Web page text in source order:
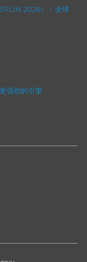
2026）：全球
强劲的引擎